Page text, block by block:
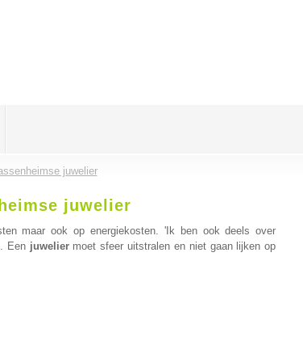
juwelier
juwelier
maar ook op energiekosten. 'Ik ben ook deels over
Een juweliermoet sfeer uitstralen en niet gaan lijken op